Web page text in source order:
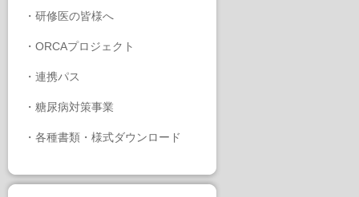
・ 研修医の皆様へ
・ ORCAプロジェクト
・ 連携パス
・ 糖尿病対策事業
・ 各種書類・様式ダウンロード